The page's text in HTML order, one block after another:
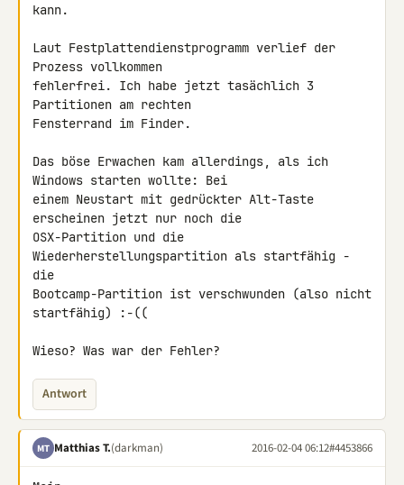
kann.
Laut Festplattendienstprogramm verlief der
Prozess vollkommen
fehlerfrei. Ich habe jetzt tasächlich 3
Partitionen am rechten
Fensterrand im Finder.
Das böse Erwachen kam allerdings, als ich
Windows starten wollte: Bei
einem Neustart mit gedrückter Alt-Taste
erscheinen jetzt nur noch die
OSX-Partition und die
Wiederherstellungspartition als startfähig -
die
Bootcamp-Partition ist verschwunden (also nicht
startfähig) :-((
Wieso? Was war der Fehler?
Antwort
MT Matthias T.(darkman) 2016-02-04 06:12#4453866